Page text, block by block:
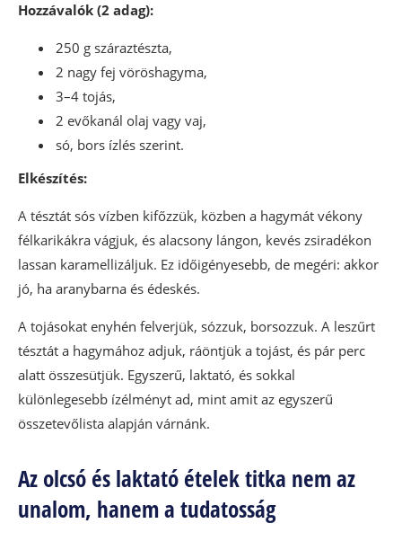
Hozzávalók (2 adag):
250 g száraztészta,
2 nagy fej vöröshagyma,
3–4 tojás,
2 evőkanál olaj vagy vaj,
só, bors ízlés szerint.
Elkészítés:
A tésztát sós vízben kifőzzük, közben a hagymát vékony
félkarikákra vágjuk, és alacsony lángon, kevés zsiradékon
lassan karamellizáljuk. Ez időigényesebb, de megéri: akkor
jó, ha aranybarna és édeskés.
A tojásokat enyhén felverjük, sózzuk, borsozzuk. A leszűrt
tésztát a hagymához adjuk, ráöntjük a tojást, és pár perc
alatt összesütjük. Egyszerű, laktató, és sokkal
különlegesebb ízélményt ad, mint amit az egyszerű
összetevőlista alapján várnánk.
Az olcsó és laktató ételek titka nem az
unalom, hanem a tudatosság